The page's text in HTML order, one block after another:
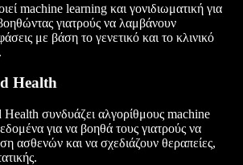
machine learning και γονιδιωματική για
γιατρούς να λαμβάνουν
με βάση το γενετικό και το κλινικό
Health
συνδυάζει αλγορίθμους machine
για να βοηθά τους γιατρούς να
ασθενών και να σχεδιάζουν θεραπείες,